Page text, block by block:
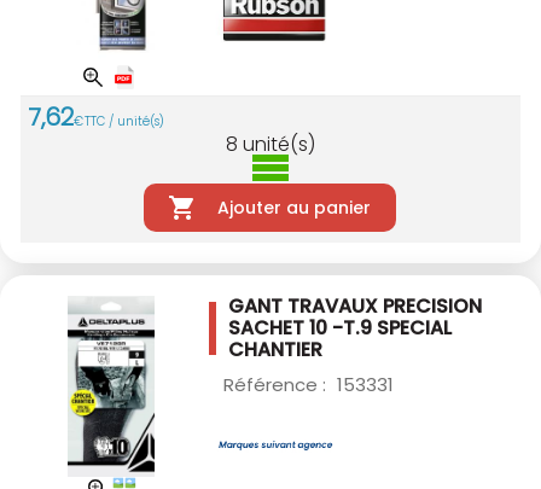
7,62€TTC / unité(s)
8 unité(s)
Ajouter au panier
GANT TRAVAUX PRECISION
SACHET 10 -T.9 SPECIAL
CHANTIER
Référence : 153331